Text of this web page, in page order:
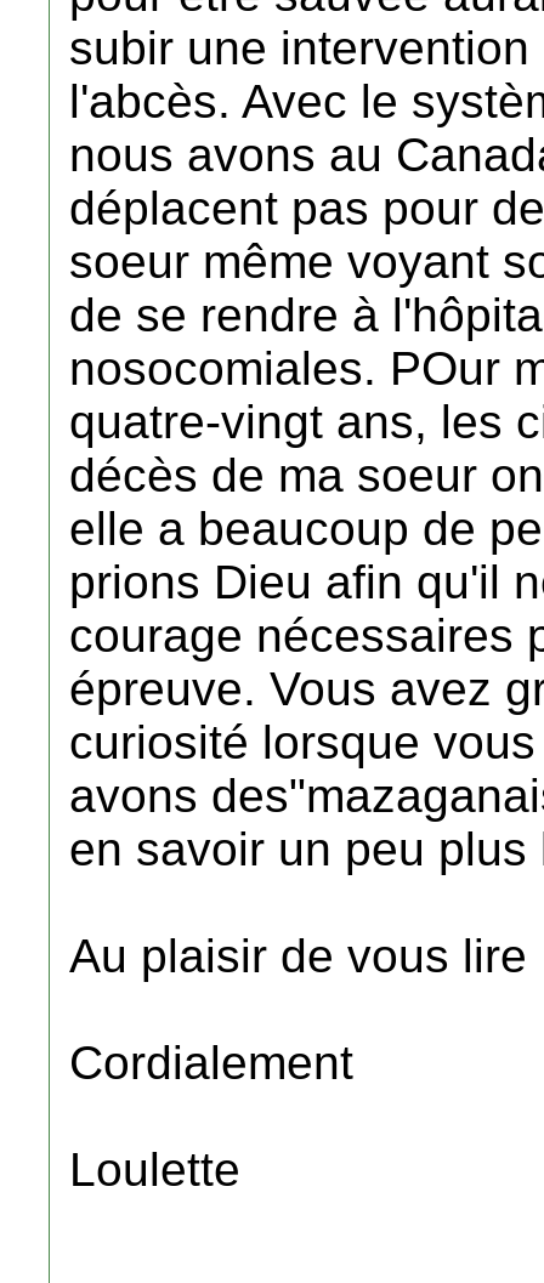
subir une
l'abcès. Avec le
nous avons au
déplacent pas pour
soeur même voyant
de se rendre à
nosocomiales. POur
quatre-vingt ans, les
décès de ma soeur
elle a beaucoup de
prions Dieu afin qu'il
courage nécessaires
épreuve. Vous avez
curiosité lorsque
avons
en savoir un peu
Au plaisir de vous lire
Cordialement
Loulette